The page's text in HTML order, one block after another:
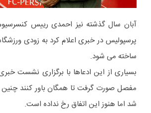
آبان سال گذشته نیز احمدی رییس
پرسپولیس در خبری اعلام کرد به زودی
ساخته می شود.
بسیاری از این ادعاها با برگزاری نشست
مفصل صورت گرفت تا همگان باور کنند
شد اما هنوز این اتفاق رخ نداده است.